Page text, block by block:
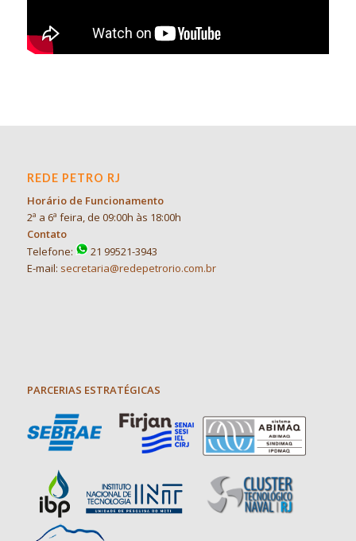
REDE PETRO RJ
Horário de Funcionamento
2ª a 6ª feira, de 09:00h às 18:00h
Contato
Telefone:
21 99521-3943
E-mail: secretaria@redepetrorio.com.br
PARCERIAS ESTRATÉGICAS